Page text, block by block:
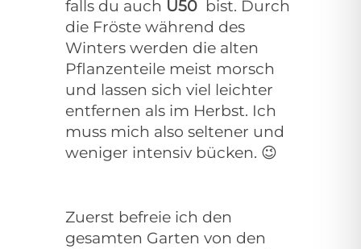
falls du auch Ü50bist. Durch
die Fröste während des
Winters werden die alten
Pflanzenteile meist morsch
und lassen sich viel leichter
entfernen als im Herbst. Ich
muss mich also seltener und
weniger intensiv bücken. 😉
Zuerst befreie ich den
gesamten Garten von den